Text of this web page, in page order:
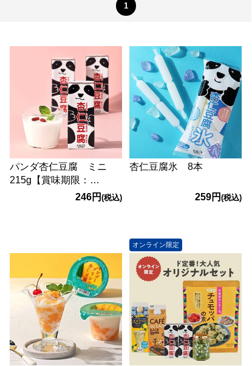
1
パンダ杏仁豆腐 ミニ
215g【賞味期限：
246円(税込)
杏仁豆腐氷 8本
259円 (税込)
オンライン限定